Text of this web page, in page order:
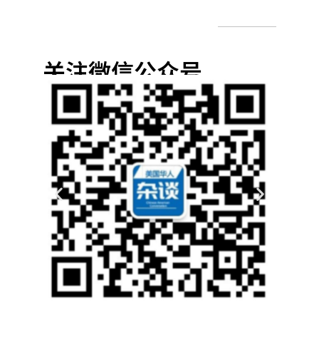
关注微信公众号